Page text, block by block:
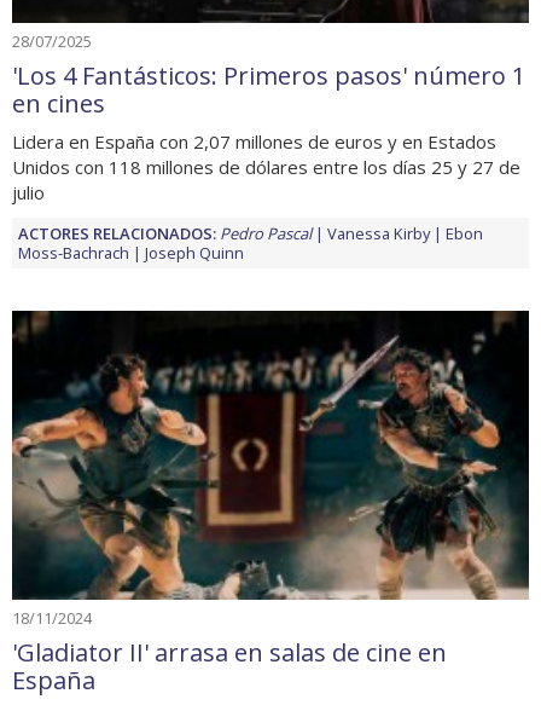
28/07/2025
'Los 4 Fantásticos: Primeros pasos' número 1
en cines
Lidera en España con 2,07 millones de euros y en Estados
Unidos con 118 millones de dólares entre los días 25 y 27 de
julio
ACTORES RELACIONADOS: Pedro Pascal Vanessa Kirby
Ebon
Moss-Bachrach
Joseph Quinn
18/11/2024
'Gladiator II' arrasa en salas de cine en
España